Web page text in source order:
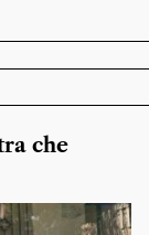
che